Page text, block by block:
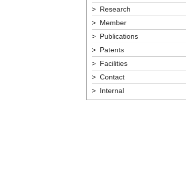
> Research
> Member
> Publications
> Patents
> Facilities
> Contact
> Internal